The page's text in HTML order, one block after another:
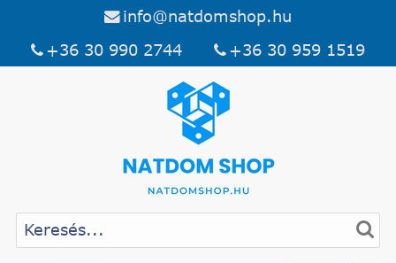
info@natdomshop.hu
+36 30 990 2744
+36 30 959 1519